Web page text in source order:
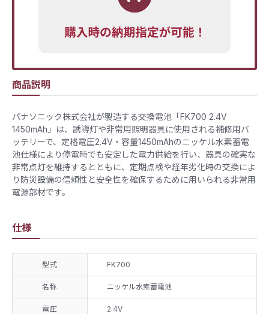
商品説明
パナソニック株式会社が製造する交換電池「FK700 2.4V
1450mAh」は、誘導灯や非常用照明器具に使用される補修用バ
ッテリーで、定格電圧2.4V・容量1450mAhのニッケル水素蓄電
池仕様により停電時でも安定した電力供給を行い、器具の確実な
非常点灯を維持するとともに、定期点検や経年劣化時の交換によ
り防災設備の信頼性と安全性を確保するために用いられる非常用
電源部材です。
仕様
型式 FK700
名称 ニッケル水素蓄電池
電圧 2.4V